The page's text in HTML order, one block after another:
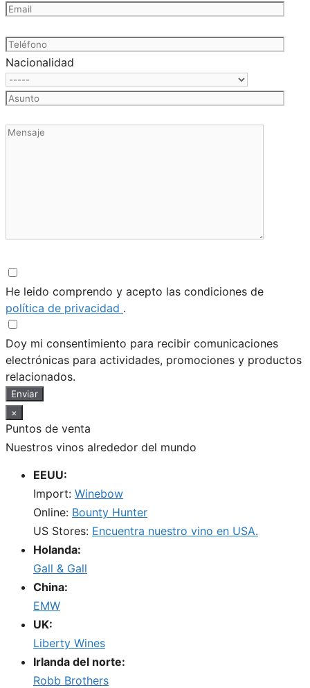
Nacionalidad
He leido comprendo y acepto las condiciones de
política de privacidad .
Doy mi consentimiento para recibir comunicaciones
electrónicas para actividades, promociones y productos
relacionados.
Enviar
×
Puntos de venta
Nuestros vinos alrededor del mundo
EEUU:
Import: Winebow
Online: Bounty Hunter
US Stores: Encuentra nuestro vino en USA.
Holanda:
Gall & Gall
China:
EMW
UK:
Liberty Wines
Irlanda del norte:
Robb Brothers